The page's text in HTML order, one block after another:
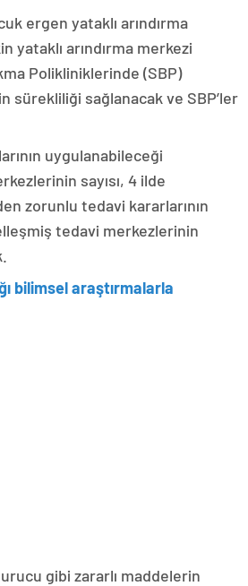
ergen yataklı arındırma
yataklı arındırma merkezi
Polikliniklerinde (SBP)
sürekliliği sağlanacak ve SBP’ler
uygulanabileceği
sayısı, 4 ilde
zorunlu tedavi kararlarının
tedavi merkezlerinin
bilimsel araştırmalarla
gibi zararlı maddelerin